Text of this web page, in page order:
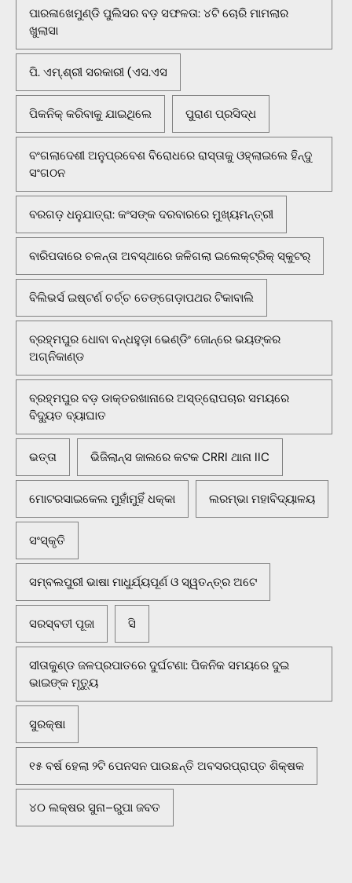
ପାରଳାଖେମୁଣ୍ଡି ପୁଲିସର ବଡ଼ ସଫଳତା: ୪ଟି ଚୋରି ମାମଲାର
ଖୁଲାସା
ପି. ଏମ୍.ଶ୍ରୀ ସରକାରୀ (ଏସ.ଏସ
ପିକନିକ୍‌ କରିବାକୁ ଯାଇଥିଲେ ପୁରାଣ ପ୍ରସିଦ୍ଧ
ବଂଗଲାଦେଶୀ ଅନୁପ୍ରବେଶ ବିରୋଧରେ ରାସ୍ତାକୁ ଓହ୍ଲାଇଲେ ହିନ୍ଦୁ
ସଂଗଠନ
ବରଗଡ଼ ଧନୁଯାତ୍ରା: କଂସଙ୍କ ଦରବାରରେ ମୁଖ୍ୟମନ୍ତ୍ରୀ
ବାରିପଦାରେ ଚଳନ୍ତା ଅବସ୍ଥାରେ ଜଳିଗଲା ଇଲେକ୍ଟ୍ରିକ୍ ସ୍କୁଟର୍
ବିଲିଭର୍ସ ଇଷ୍ଟର୍ଣ ଚର୍ଚ୍ଚ ତେଙ୍ଗେଡ଼ାପଥର ଟିକାବାଲି
ବ୍ରହ୍ମପୁର ଧୋବା ବନ୍ଧହୁଡ଼ା ଭେଣ୍ଡିଂ ଜୋନ୍‌ରେ ଭୟଙ୍କର
ଅଗ୍ନିକାଣ୍ଡ
ବ୍ରହ୍ମପୁର ବଡ଼ ଡାକ୍ତରଖାନାରେ ଅସ୍ତ୍ରୋପଚାର ସମୟରେ
ବିଦ୍ୟୁତ ବ୍ୟାଘାତ
ଭତ୍ତା ଭିଜିଲାନ୍ସ ଜାଲରେ କଟକ CRRI ଥାନା IIC
ମୋଟରସାଇକେଲ ମୁହାଁମୁହିଁ ଧକ୍କା ଲରମ୍ଭା ମହାବିଦ୍ୟାଳୟ
ସଂସ୍କୃତି
ସମ୍ବଲପୁରୀ ଭାଷା ମାଧୁର୍ଯ୍ୟପୂର୍ଣ ଓ ସ୍ୱତନ୍ତ୍ର ଅଟେ
ସରସ୍ବତୀ ପୂଜା ସି
ସୀତାକୁଣ୍ଡ ଜଳପ୍ରପାତରେ ଦୁର୍ଘଟଣା: ପିକନିକ ସମୟରେ ଦୁଇ
ଭାଇଙ୍କ ମୃତ୍ୟୁ
ସୁରକ୍ଷା
୧୫ ବର୍ଷ ହେଲା ୨ଟି ପେନସନ ପାଉଛନ୍ତି ଅବସରପ୍ରାପ୍ତ ଶିକ୍ଷକ
୪୦ ଲକ୍ଷର ସୁନା–ରୁପା ଜବତ